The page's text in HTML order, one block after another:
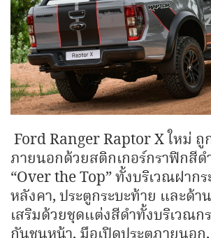
Ford Ranger Raptor X ใหม่
ภายนอกด้วยสติกเกอร์กราฟิกสีด
“Over the Top” ทั้งบริเวณฝากร
หลังคา, ประตูกระบะท้าย และด้า
เสริมด้วยชุดแต่งสีดำทั้งบริเวณก